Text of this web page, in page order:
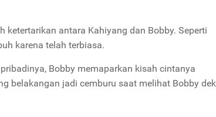
ketertarikan antara Kahiyang dan Bobby. Seperti
karena telah terbiasa.
pribadinya, Bobby memaparkan kisah cintanya
belakangan jadi cemburu saat melihat Bobby